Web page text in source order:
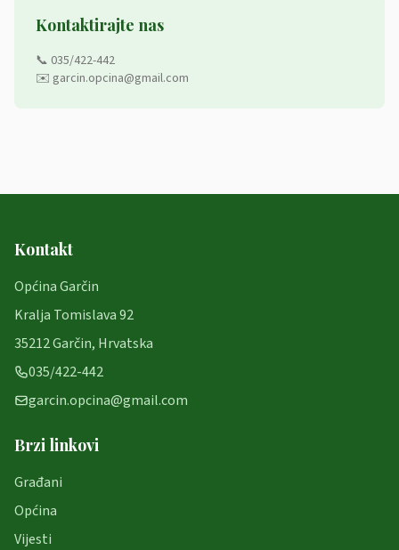
Kontaktirajte nas
📞 035/422-442
✉️ garcin.opcina@gmail.com
Kontakt
Općina Garčin
Kralja Tomislava 92
35212 Garčin, Hrvatska
035/422-442
garcin.opcina@gmail.com
Brzi linkovi
Građani
Općina
Vijesti